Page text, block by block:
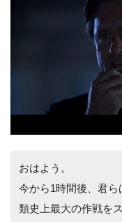
おはよう。
今から1時間後、君
類史上最大の作戦を